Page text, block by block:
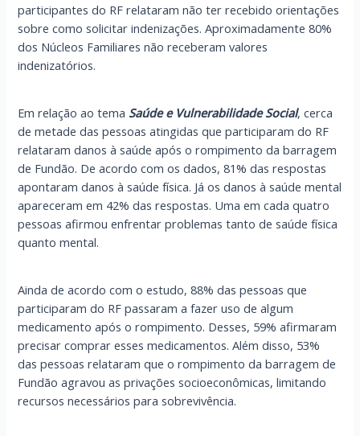
participantes do RF relataram não ter recebido orientações
sobre como solicitar indenizações. Aproximadamente 80%
dos Núcleos Familiares não receberam valores
indenizatórios.
Em relação ao tema Saúde e Vulnerabilidade Social, cerca
de metade das pessoas atingidas que participaram do RF
relataram danos à saúde após o rompimento da barragem
de Fundão. De acordo com os dados, 81% das respostas
apontaram danos à saúde física. Já os danos à saúde mental
apareceram em 42% das respostas. Uma em cada quatro
pessoas afirmou enfrentar problemas tanto de saúde física
quanto mental.
Ainda de acordo com o estudo, 88% das pessoas que
participaram do RF passaram a fazer uso de algum
medicamento após o rompimento. Desses, 59% afirmaram
precisar comprar esses medicamentos. Além disso, 53%
das pessoas relataram que o rompimento da barragem de
Fundão agravou as privações socioeconômicas, limitando
recursos necessários para sobrevivência.